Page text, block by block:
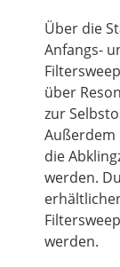
Über die
Anfangs-
über
zur
Außerdem
die
werden.
werden.